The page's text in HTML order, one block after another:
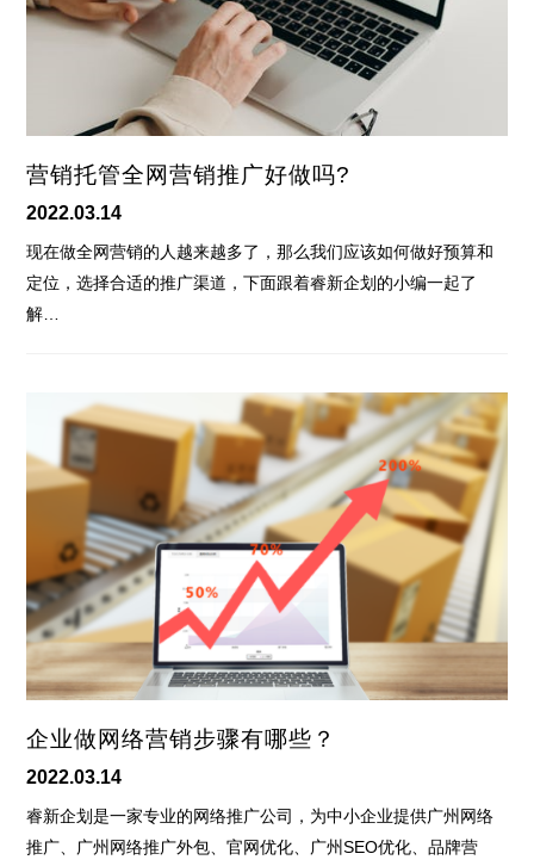
营销托管全网营销推广好做吗?
2022.03.14
现在做全网营销的人越来越多了，那么我们应该如何做好预算和
定位，选择合适的推广渠道，下面跟着睿新企划的小编一起了
解…
企业做网络营销步骤有哪些？
2022.03.14
睿新企划是一家专业的网络推广公司，为中小企业提供广州网络
推广、广州网络推广外包、官网优化、广州SEO优化、品牌营